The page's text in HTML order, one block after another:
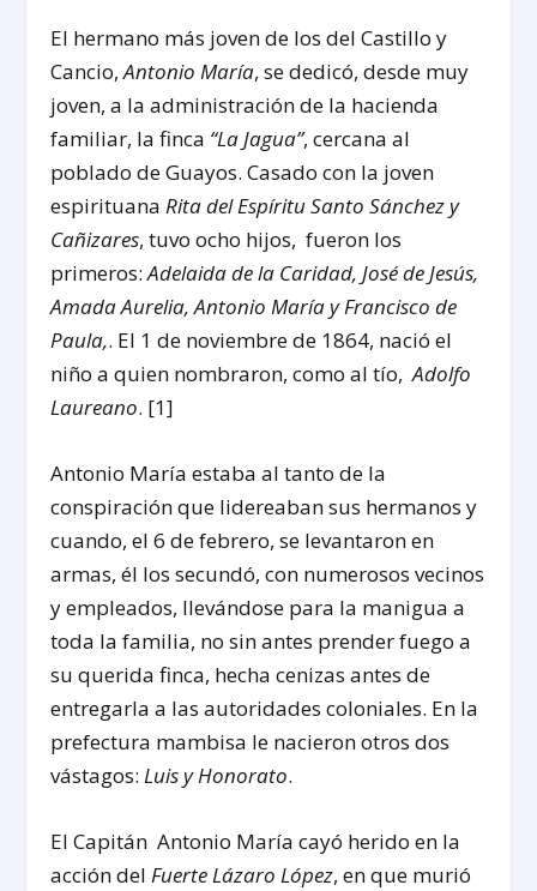
El hermano más joven de los del Castillo y
Cancio,Antonio María, se dedicó, desde muy
joven, a la administración de la hacienda
familiar, la finca “La Jagua”, cercana al
poblado de Guayos. Casado con la joven
espirituanaRita del Espíritu Santo Sánchez y
Cañizares, tuvo ocho hijos, fueron los
primeros:Adelaida de la Caridad, José de Jesús,
Amada Aurelia, Antonio María y Francisco de
Paula,. El 1 de noviembre de 1864, nació el
niño a quien nombraron, como al tío,Adolfo
Laureano. [1]
Antonio María estaba al tanto de la
conspiración que lidereaban sus hermanos y
cuando, el 6 de febrero, se levantaron en
armas, él los secundó, con numerosos vecinos
y empleados, llevándose para la manigua a
toda la familia, no sin antes prender fuego a
su querida finca, hecha cenizas antes de
entregarla a las autoridades coloniales. En la
prefectura mambisa le nacieron otros dos
vástagos:Luis y Honorato.
El Capitán Antonio María cayó herido en la
acción delFuerte Lázaro López, en que murió